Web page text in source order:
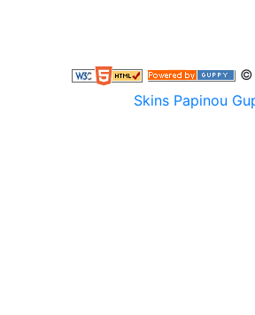
©
Skins Papinou